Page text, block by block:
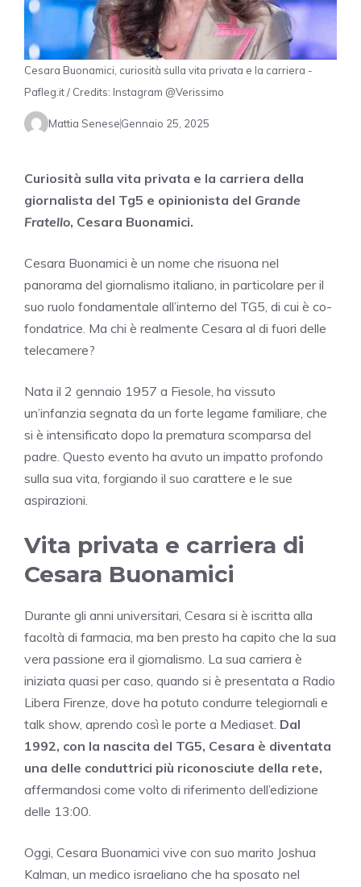
Cesara Buonamici, curiosità sulla vita privata e la carriera -
Pafleg.it / Credits: Instagram @Verissimo
Mattia SeneseGennaio 25, 2025
Curiosità sulla vita privata e la carriera della
giornalista del Tg5 e opinionista del Grande
Fratello, Cesara Buonamici.
Cesara Buonamici è un nome che risuona nel
panorama del giornalismo italiano, in particolare per il
suo ruolo fondamentale all’interno del TG5, di cui è co-
fondatrice. Ma chi è realmente Cesara al di fuori delle
telecamere?
Nata il 2 gennaio 1957 a Fiesole, ha vissuto
un’infanzia segnata da un forte legame familiare, che
si è intensificato dopo la prematura scomparsa del
padre. Questo evento ha avuto un impatto profondo
sulla sua vita, forgiando il suo carattere e le sue
aspirazioni.
Vita privata e carriera di
Cesara Buonamici
Durante gli anni universitari, Cesara si è iscritta alla
facoltà di farmacia, ma ben presto ha capito che la sua
vera passione era il giornalismo. La sua carriera è
iniziata quasi per caso, quando si è presentata a Radio
Libera Firenze, dove ha potuto condurre telegiornali e
talk show, aprendo così le porte a Mediaset. Dal
1992, con la nascita del TG5, Cesara è diventata
una delle conduttrici più riconosciute della rete,
affermandosi come volto di riferimento dell’edizione
delle 13:00.
Oggi, Cesara Buonamici vive con suo marito Joshua
Kalman, un medico israeliano che ha sposato nel